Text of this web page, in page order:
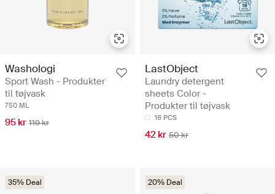
Washologi
Sport Wash - Produkter
til tøjvask
750 ML
95 kr 119 kr
LastObject
Laundry detergent
sheets Color -
Produkter til tøjvask
18 PCS
42 kr 50 kr
35% Deal 20% Deal